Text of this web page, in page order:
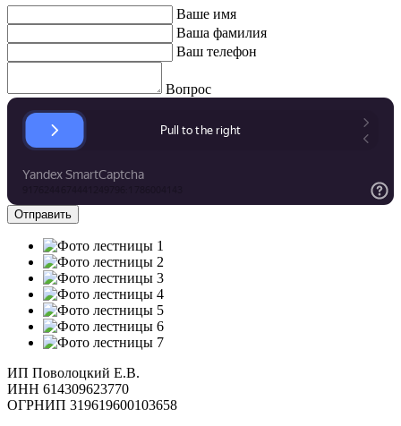
Ваше имя
Ваша фамилия
Ваш телефон
Вопрос
ИП Поволоцкий Е.В.
ИНН 614309623770
ОГРНИП 319619600103658